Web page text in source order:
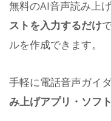
無料のAI音声読み上
ストを入力するだけ
ルを作成できます。
手軽に電話音声ガイ
み上げアプリ・ソフ